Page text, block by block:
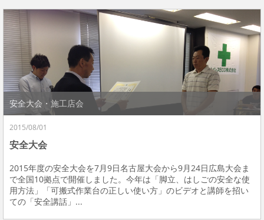
安全大会・施工店会
2015/08/01
安全大会
2015年度の安全大会を7月9日名古屋大会から9月24日広島大会ま
で全国10拠点で開催しました。今年は「脚立、はしごの安全な使
用方法」「可搬式作業台の正しい使い方」のビデオと講師を招い
ての「安全講話」...